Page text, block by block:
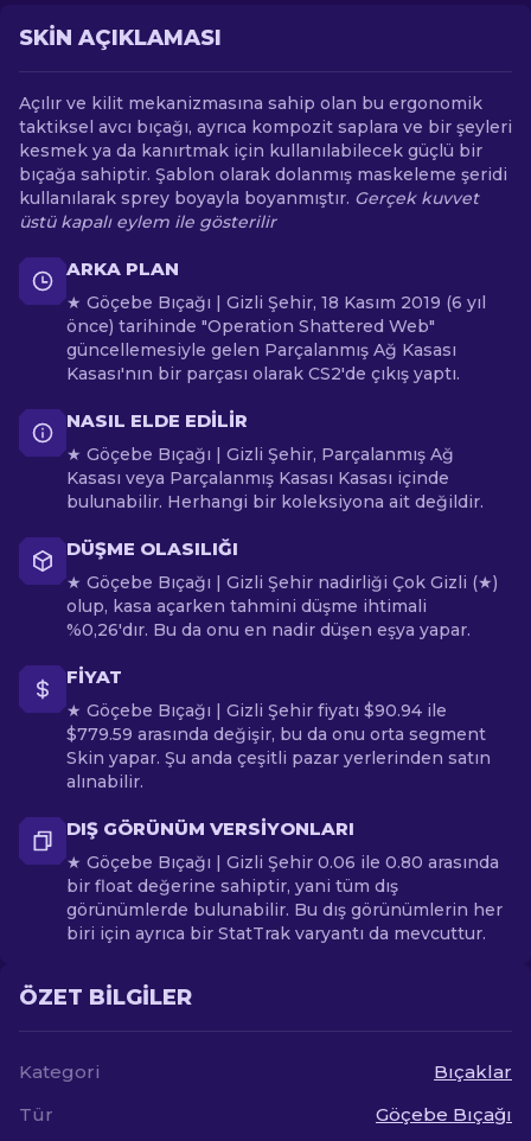
SKIN AÇIKLAMASI
Açılır ve kilit mekanizmasına sahip olan bu ergonomik
taktiksel avcı bıçağı, ayrıca kompozit saplara ve bir şeyleri
kesmek ya da kanırtmak için kullanılabilecek güçlü bir
bıçağa sahiptir. Şablon olarak dolanmış maskeleme şeridi
kullanılarak sprey boyayla boyanmıştır. Gerçek kuvvet
üstü kapalı eylem ile gösterilir
ARKA PLAN
★ Göçebe Bıçağı | Gizli Şehir, 18 Kasım 2019 (6 yıl
önce) tarihinde "Operation Shattered Web"
güncellemesiyle gelen Parçalanmış Ağ Kasası
Kasası'nın bir parçası olarak CS2'de çıkış yaptı.
NASIL ELDE EDILIR
★ Göçebe Bıçağı | Gizli Şehir, Parçalanmış Ağ
Kasası veya Parçalanmış Kasası Kasası içinde
bulunabilir. Herhangi bir koleksiyona ait değildir.
DÜŞME OLASILIĞI
★ Göçebe Bıçağı | Gizli Şehir nadirliği Çok Gizli (★)
olup, kasa açarken tahmini düşme ihtimali
%0,26'dır. Bu da onu en nadir düşen eşya yapar.
FIYAT
★ Göçebe Bıçağı | Gizli Şehir fiyatı $90.94 ile
$779.59 arasında değişir, bu da onu orta segment
Skin yapar. Şu anda çeşitli pazar yerlerinden satın
alınabilir.
DIŞ GÖRÜNÜM VERSIYONLARI
★ Göçebe Bıçağı | Gizli Şehir 0.06 ile 0.80 arasında
bir float değerine sahiptir, yani tüm dış
görünümlerde bulunabilir. Bu dış görünümlerin her
biri için ayrıca bir StatTrak varyantı da mevcuttur.
ÖZET BILGILER
Kategori
Bıçaklar
Tür
Göçebe Bıçağı